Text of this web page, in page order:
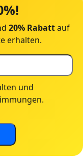
20% Rabattauf
erhalten.
und
.